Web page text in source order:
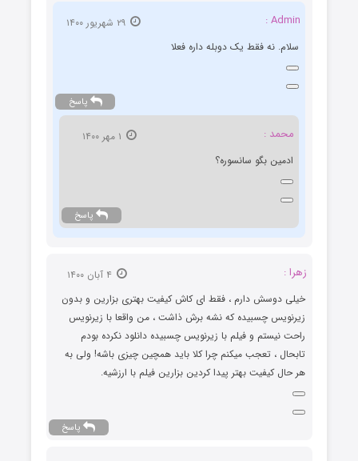
Admin :
سلام. نه فقط یک دوبله داره فعلا
پاسخ
محمد :
ادمین بگو سانسوره؟
پاسخ
زهرا :
خیلی دوسش دارم ، فقط ای کاش کیفیت بهتری بزارین و بدون
زیرنویس چسبیده که نشه برش ذاشت ، من واقعا با زیرنویس
راحت نیستم و فیلم با زیرنویس چسبیده دانلود نکرده بودم
تابحال ، تعجب میکنم چرا کلا باید همچین چیزی باشه! ولی به
هر حال کیفیت بهتر پیدا کردین بزارین فیلم با ارزشیه.
پاسخ